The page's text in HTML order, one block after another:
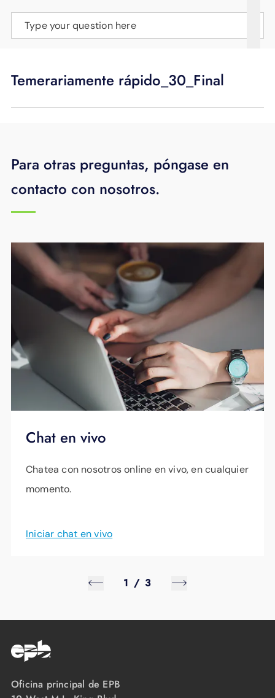
Type your question here
Temerariamente rápido_30_Final
Para otras preguntas, póngase en
contacto con nosotros.
Chat en vivo
Chatea con nosotros online en vivo, en cualquier
momento.
Iniciar chat en vivo
1 / 3
Oficina principal de EPB